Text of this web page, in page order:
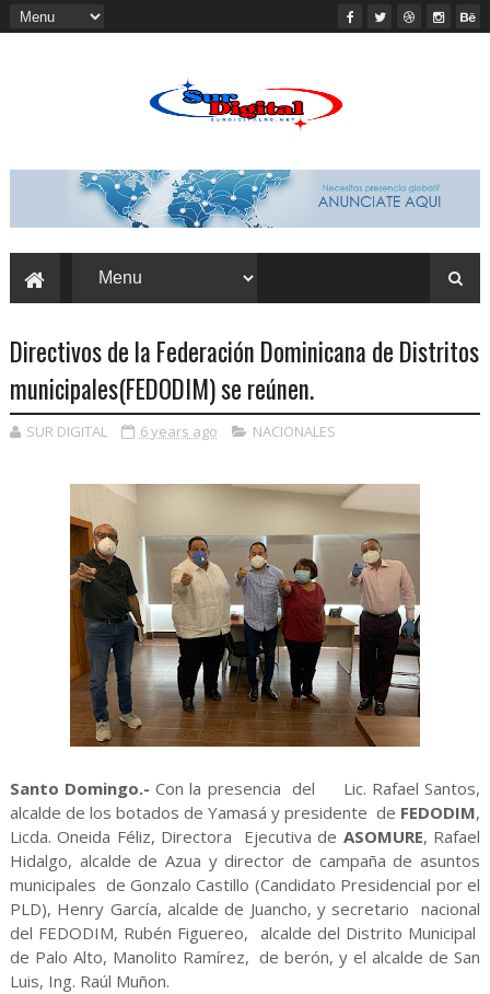
Directivos de la Federación Dominicana de Distritos
municipales(FEDODIM) se reúnen.
SUR DIGITAL 6 years ago NACIONALES
Santo Domingo.-Con la presencia del Lic. Rafael Santos,
alcalde de los botados de Yamasá y presidente de FEDODIM,
Licda. Oneida Féliz, Directora Ejecutiva de ASOMURE, Rafael
Hidalgo, alcalde de Azua y director de campaña de asuntos
municipales de Gonzalo Castillo (Candidato Presidencial por el
PLD), Henry García, alcalde de Juancho, y secretario nacional
del FEDODIM, Rubén Figuereo, alcalde del Distrito Municipal
de Palo Alto, Manolito Ramírez, de berón, y el alcalde de San
Luis, Ing. Raúl Muñon.